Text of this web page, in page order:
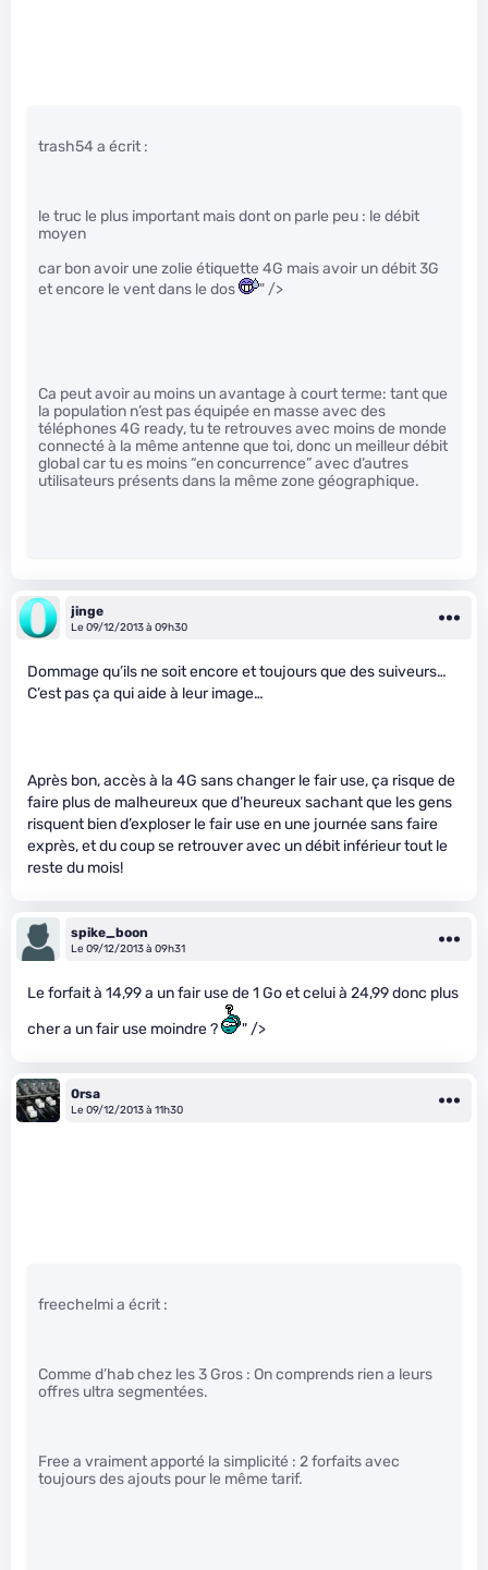
trash54 a écrit :
le truc le plus important mais dont on parle peu : le débit
moyen
car bon avoir une zolie étiquette 4G mais avoir un débit 3G
et encore le vent dans le dos
" />
Ca peut avoir au moins un avantage à court terme: tant que
la population n’est pas équipée en masse avec des
téléphones 4G ready, tu te retrouves avec moins de monde
connecté à la même antenne que toi, donc un meilleur débit
global car tu es moins “en concurrence” avec d’autres
utilisateurs présents dans la même zone géographique.
jinge
Le 09/12/2013 à 09h30
Dommage qu’ils ne soit encore et toujours que des suiveurs…
C’est pas ça qui aide à leur image…
Après bon, accès à la 4G sans changer le fair use, ça risque de
faire plus de malheureux que d’heureux sachant que les gens
risquent bien d’exploser le fair use en une journée sans faire
exprès, et du coup se retrouver avec un débit inférieur tout le
reste du mois!
spike_boon
Le 09/12/2013 à 09h31
Le forfait à 14,99 a un fair use de 1 Go et celui à 24,99 donc plus
cher a un fair use moindre ?
" />
0rsa
Le 09/12/2013 à 11h30
freechelmi a écrit :
Comme d’hab chez les 3 Gros : On comprends rien a leurs
offres ultra segmentées.
Free a vraiment apporté la simplicité : 2 forfaits avec
toujours des ajouts pour le même tarif.